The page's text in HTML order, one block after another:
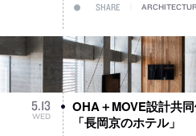
SHARE
5.13
WED
OHA＋MOVE設計共
「長岡京のホテル」